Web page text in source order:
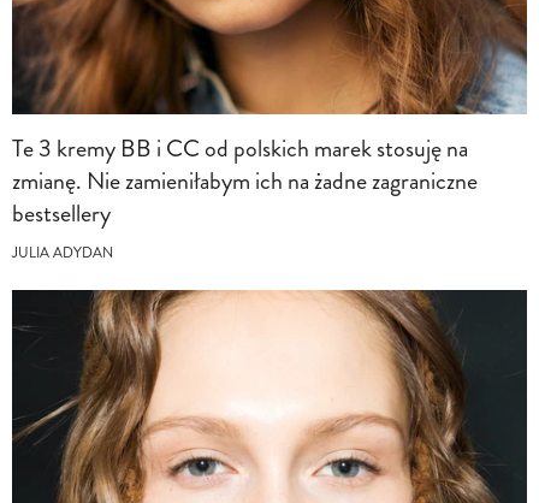
Te 3 kremy BB i CC od polskich marek stosuję na
zmianę. Nie zamieniłabym ich na żadne zagraniczne
bestsellery
JULIA ADYDAN